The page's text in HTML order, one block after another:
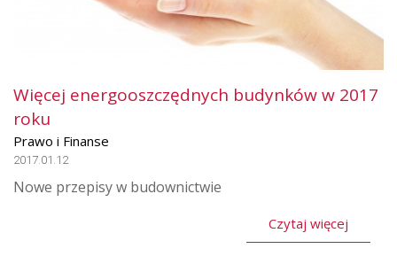
Więcej energooszczędnych budynków w 2017
roku
Prawo i Finanse
2017.01.12
Nowe przepisy w budownictwie
Czytaj więcej